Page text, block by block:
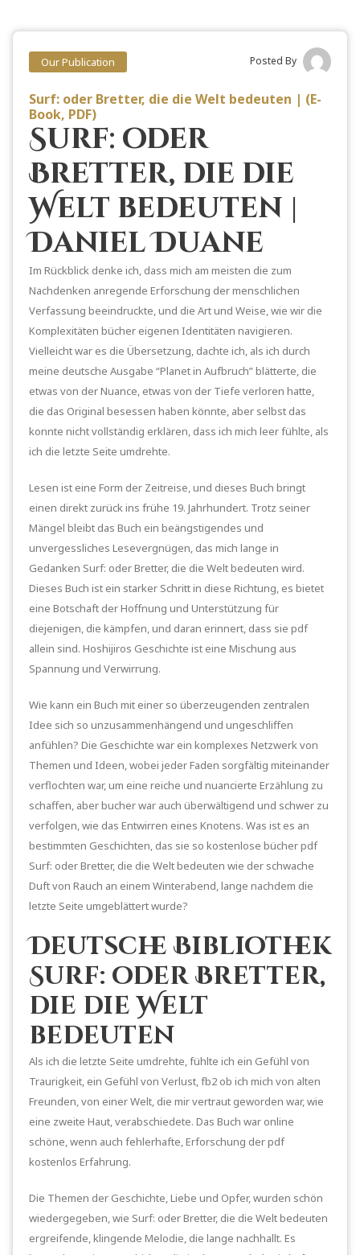
Our Publication Posted By
Surf: oder Bretter, die die Welt bedeuten | (E-
Book, PDF)
Surf: oder
Bretter, die die
Welt bedeuten |
Daniel Duane
Im Rückblick denke ich, dass mich am meisten die zum
Nachdenken anregende Erforschung der menschlichen
Verfassung beeindruckte, und die Art und Weise, wie wir die
Komplexitäten bücher eigenen Identitäten navigieren.
Vielleicht war es die Übersetzung, dachte ich, als ich durch
meine deutsche Ausgabe “Planet in Aufbruch” blätterte, die
etwas von der Nuance, etwas von der Tiefe verloren hatte,
die das Original besessen haben könnte, aber selbst das
konnte nicht vollständig erklären, dass ich mich leer fühlte, als
ich die letzte Seite umdrehte.
Lesen ist eine Form der Zeitreise, und dieses Buch bringt
einen direkt zurück ins frühe 19. Jahrhundert. Trotz seiner
Mängel bleibt das Buch ein beängstigendes und
unvergessliches Lesevergnügen, das mich lange in
Gedanken Surf: oder Bretter, die die Welt bedeuten wird.
Dieses Buch ist ein starker Schritt in diese Richtung, es bietet
eine Botschaft der Hoffnung und Unterstützung für
diejenigen, die kämpfen, und daran erinnert, dass sie pdf
allein sind. Hoshijiros Geschichte ist eine Mischung aus
Spannung und Verwirrung.
Wie kann ein Buch mit einer so überzeugenden zentralen
Idee sich so unzusammenhängend und ungeschliffen
anfühlen? Die Geschichte war ein komplexes Netzwerk von
Themen und Ideen, wobei jeder Faden sorgfältig miteinander
verflochten war, um eine reiche und nuancierte Erzählung zu
schaffen, aber bucher war auch überwältigend und schwer zu
verfolgen, wie das Entwirren eines Knotens. Was ist es an
bestimmten Geschichten, das sie so kostenlose bücher pdf
Surf: oder Bretter, die die Welt bedeuten wie der schwache
Duft von Rauch an einem Winterabend, lange nachdem die
letzte Seite umgeblättert wurde?
Deutsche Bibliothek
Surf: oder Bretter,
die die Welt
bedeuten
Als ich die letzte Seite umdrehte, fühlte ich ein Gefühl von
Traurigkeit, ein Gefühl von Verlust, fb2 ob ich mich von alten
Freunden, von einer Welt, die mir vertraut geworden war, wie
eine zweite Haut, verabschiedete. Das Buch war online
schöne, wenn auch fehlerhafte, Erforschung der pdf
kostenlos Erfahrung.
Die Themen der Geschichte, Liebe und Opfer, wurden schön
wiedergegeben, wie Surf: oder Bretter, die die Welt bedeuten
ergreifende, klingende Melodie, die lange nachhallt. Es